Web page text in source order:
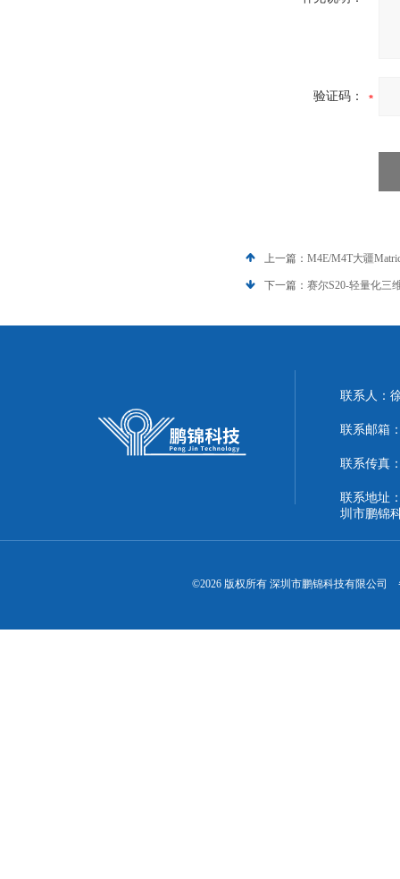
验证码：
上一篇： M4E/M4T大疆
下一篇： 赛尔S20-轻量化三
联系人：
联系邮箱
联系传真
联系地址
圳市鹏锦
©2026 版权所有 深圳市鹏锦科技有限公司